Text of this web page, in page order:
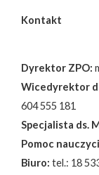
Kontakt
Dyrektor ZPO:
Wicedyrektor
604 555 181
Specjalista ds.
Pomoc
Biuro: tel.: 18